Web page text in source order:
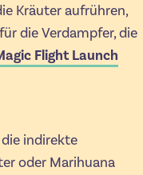
Kräuter aufrühren,
die Verdampfer, die
Flight Launch
indirekte
oder Marihuana